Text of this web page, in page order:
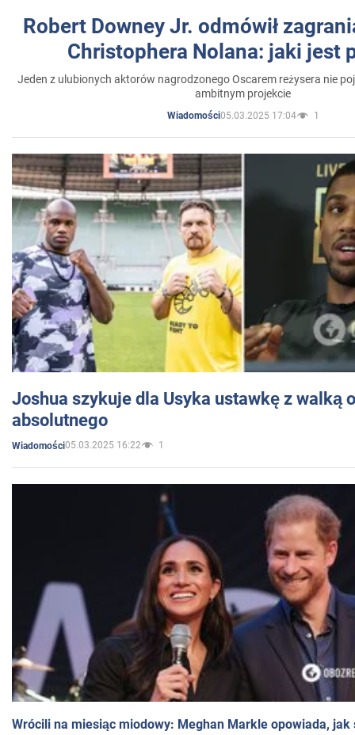
Robert Downey Jr. odmówił
Christophera Nolana: jaki jest
Jeden z ulubionych aktorów nagrodzonego Oscarem reżysera nie
ambitnym projekcie
Wiadomości05.03.2025 17:04 1
Joshua szykuje dla Usyka ustawkę z walką
absolutnego
Wiadomości05.03.2025 16:22 1
Wrócili na miesiąc miodowy: Meghan Markle opowiada, jak